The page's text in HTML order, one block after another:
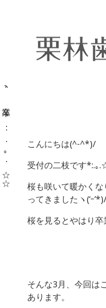
千葉県の新浦安にある歯医者｜☆☆.｡.:* 卒業 *:.｡.☆☆
こんにちは(^-^*)/
受付の二枝です*:.｡
桜も咲いて暖かく
ってきましたヽ(‘ｰ’*)/
桜を見るとやはり
そんな3月、今回は
あります。